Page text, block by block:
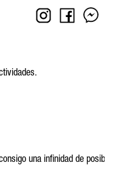
una infinidad de posibilidades